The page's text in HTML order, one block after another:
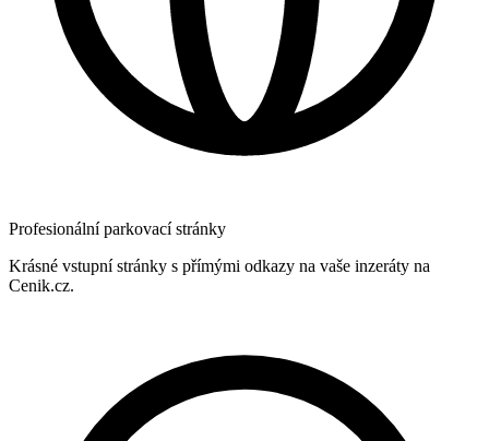
Profesionální parkovací stránky
Krásné vstupní stránky s přímými odkazy na vaše inzeráty na
Cenik.cz.